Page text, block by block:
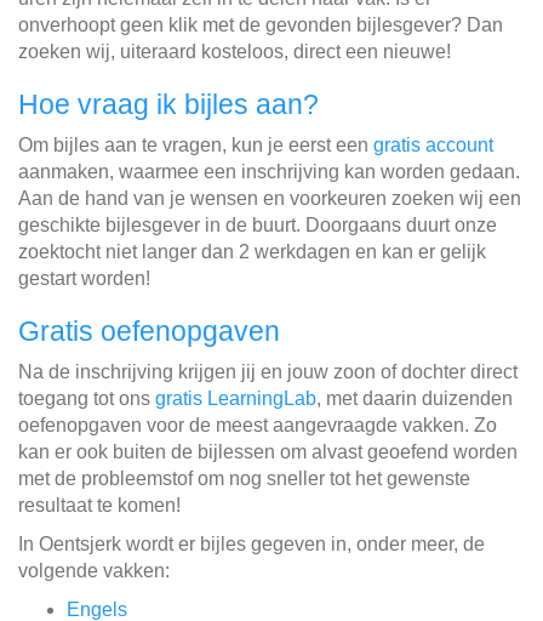
onverhoopt geen klik met de gevonden bijlesgever? Dan
zoeken wij, uiteraard kosteloos, direct een nieuwe!
Hoe vraag ik bijles aan?
Om bijles aan te vragen, kun je eerst een gratis account
aanmaken, waarmee een inschrijving kan worden gedaan.
Aan de hand van je wensen en voorkeuren zoeken wij een
geschikte bijlesgever in de buurt. Doorgaans duurt onze
zoektocht niet langer dan 2 werkdagen en kan er gelijk
gestart worden!
Gratis oefenopgaven
Na de inschrijving krijgen jij en jouw zoon of dochter direct
toegang tot ons gratis LearningLab, met daarin duizenden
oefenopgaven voor de meest aangevraagde vakken. Zo
kan er ook buiten de bijlessen om alvast geoefend worden
met de probleemstof om nog sneller tot het gewenste
resultaat te komen!
In Oentsjerk wordt er bijles gegeven in, onder meer, de
volgende vakken:
Engels